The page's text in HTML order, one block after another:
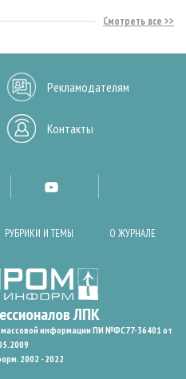
Смотреть все
Рекламодателям
Контакты
РУБРИКИ И ТЕМЫ О ЖУРНАЛЕ
массовой информации ПИ №ФС77-36401 от
2002 - 2022